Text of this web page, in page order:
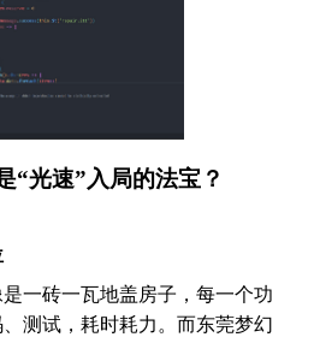
“光速”入局的法宝？
一砖一瓦地盖房子，每一个功
测试，耗时耗力。而东莞梦幻